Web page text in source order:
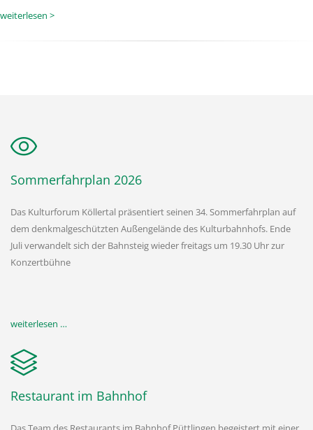
weiterlesen >
Sommerfahrplan 2026
Das Kulturforum Köllertal präsentiert seinen 34. Sommerfahrplan auf
dem denkmalgeschützten Außengelände des Kulturbahnhofs. Ende
Juli verwandelt sich der Bahnsteig wieder freitags um 19.30 Uhr zur
Konzertbühne
weiterlesen …
Restaurant im Bahnhof